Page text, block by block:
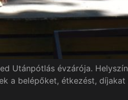
Utánpótlás évzárója.
a belépőket, étkezést,